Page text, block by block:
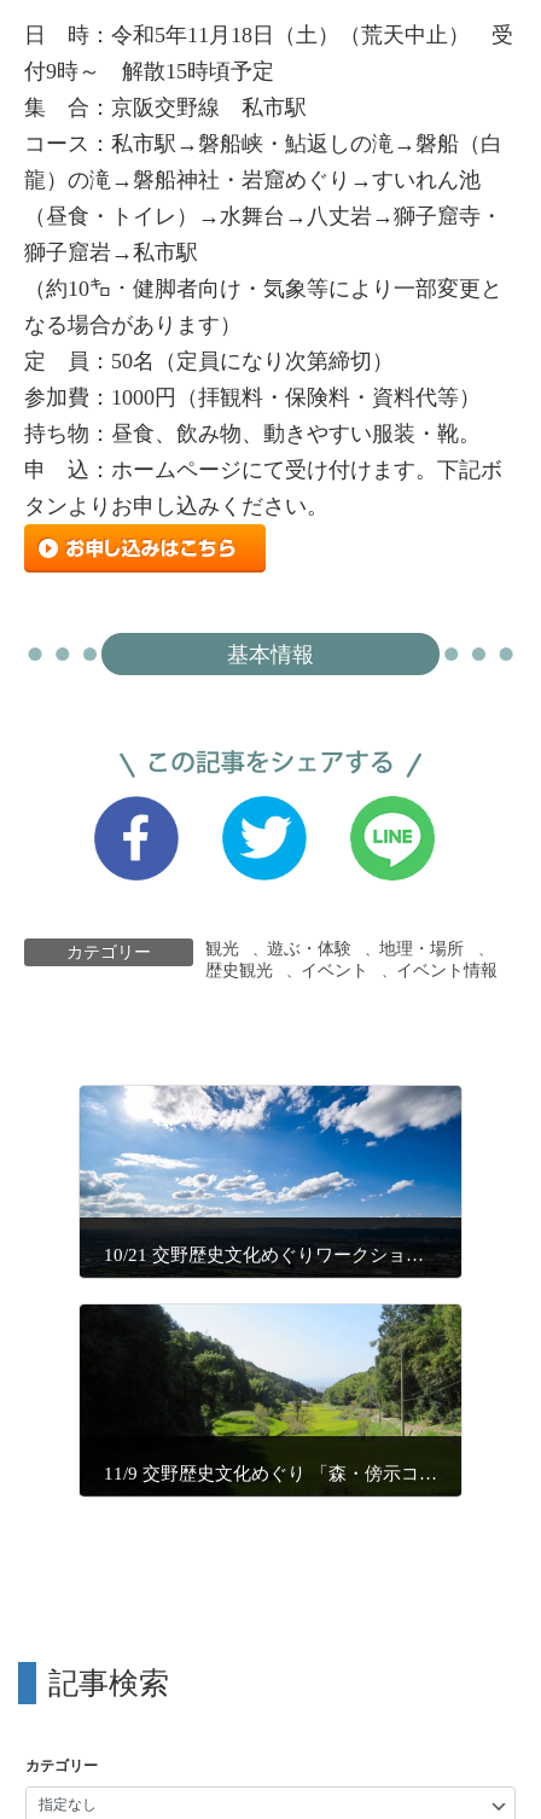
日 時：令和5年11月18日（土）（荒天中止） 受
付9時～ 解散15時頃予定
集 合：京阪交野線 私市駅
コース：私市駅→磐船峡・鮎返しの滝→磐船（白
龍）の滝→磐船神社・岩窟めぐり→すいれん池
（昼食・トイレ）→水舞台→八丈岩→獅子窟寺・
獅子窟岩→私市駅
（約10㌔・健脚者向け・気象等により一部変更と
なる場合があります）
定 員：50名（定員になり次第締切）
参加費：1000円（拝観料・保険料・資料代等）
持ち物：昼食、飲み物、動きやすい服装・靴。
申 込：ホームページにて受け付けます。下記ボ
タンよりお申し込みください。
基本情報
カテゴリー 観光 、遊ぶ・体験 、地理・場所 、
歴史観光 、 イベント 、 イベント情報
10/21 交野歴史文化めぐりワークショップ
11/9 交野歴史文化めぐり 「森・傍示コース」
記事検索
カテゴリー